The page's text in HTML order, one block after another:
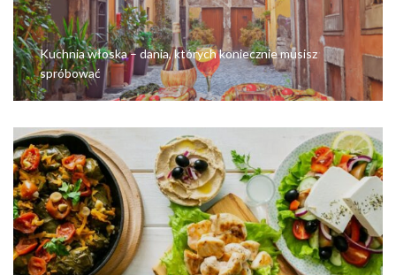
Kuchnia włoska – dania, których koniecznie musisz
spróbować